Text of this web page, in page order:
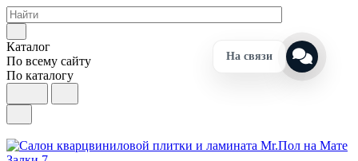
Каталог
По всему сайту
По каталогу
На связи